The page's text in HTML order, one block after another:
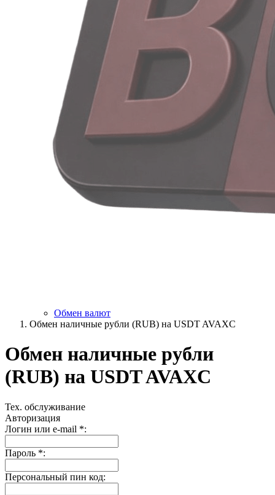
Обмен валют
Обмен наличные рубли (RUB) на USDT AVAXC
Обмен наличные рубли
(RUB) на USDT AVAXC
Тех. обслуживание
Авторизация
Логин или e-mail *:
Пароль *:
Персональный пин код: